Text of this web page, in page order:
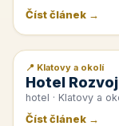
Číst článek →
📰 PR článek
📍 Klatovy a okolí
Hotel Rozvoj
hotel · Klatovy a
Číst článek →